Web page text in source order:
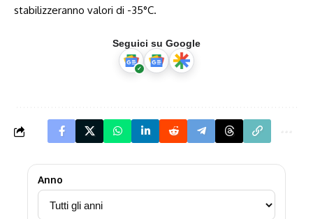
stabilizzeranno valori di -35°C.
Seguici su Google
Anno